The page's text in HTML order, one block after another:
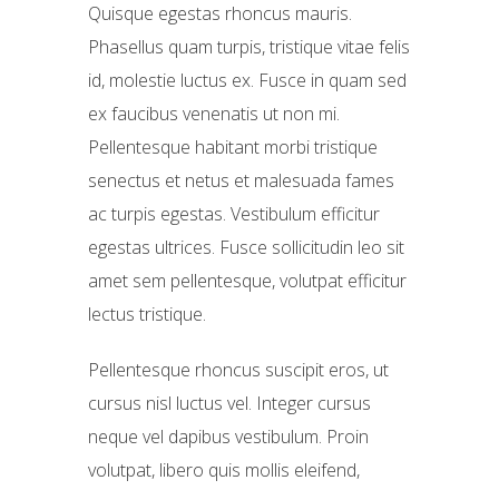
Quisque egestas rhoncus mauris.
Phasellus quam turpis, tristique vitae felis
id, molestie luctus ex. Fusce in quam sed
ex faucibus venenatis ut non mi.
Pellentesque habitant morbi tristique
senectus et netus et malesuada fames
ac turpis egestas. Vestibulum efficitur
egestas ultrices. Fusce sollicitudin leo sit
amet sem pellentesque, volutpat efficitur
lectus tristique.
Pellentesque rhoncus suscipit eros, ut
cursus nisl luctus vel. Integer cursus
neque vel dapibus vestibulum. Proin
volutpat, libero quis mollis eleifend,